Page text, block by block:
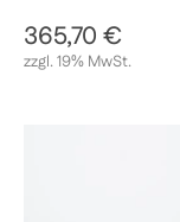
Regulärer Preis
365,70 €
zzgl. 19% MwSt.